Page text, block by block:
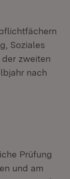
Soziales
zweiten
nach
Prüfung
und am